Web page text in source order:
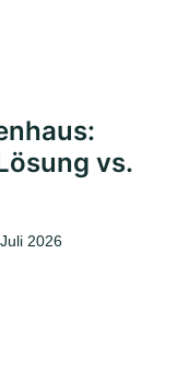
vs.
2026